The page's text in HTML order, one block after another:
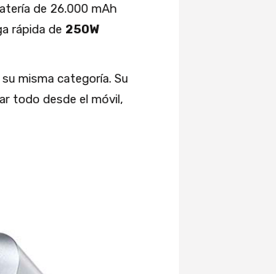
de 26.000 mAh
rápida de 250W
misma categoría. Su
todo desde el móvil,